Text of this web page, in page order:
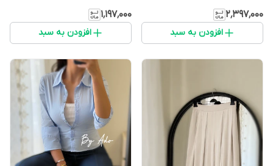
۲٬۳۹۷٬۰۰۰
افزودن به سبد
۱٬۱۹۷٬۰۰۰
افزودن به سبد